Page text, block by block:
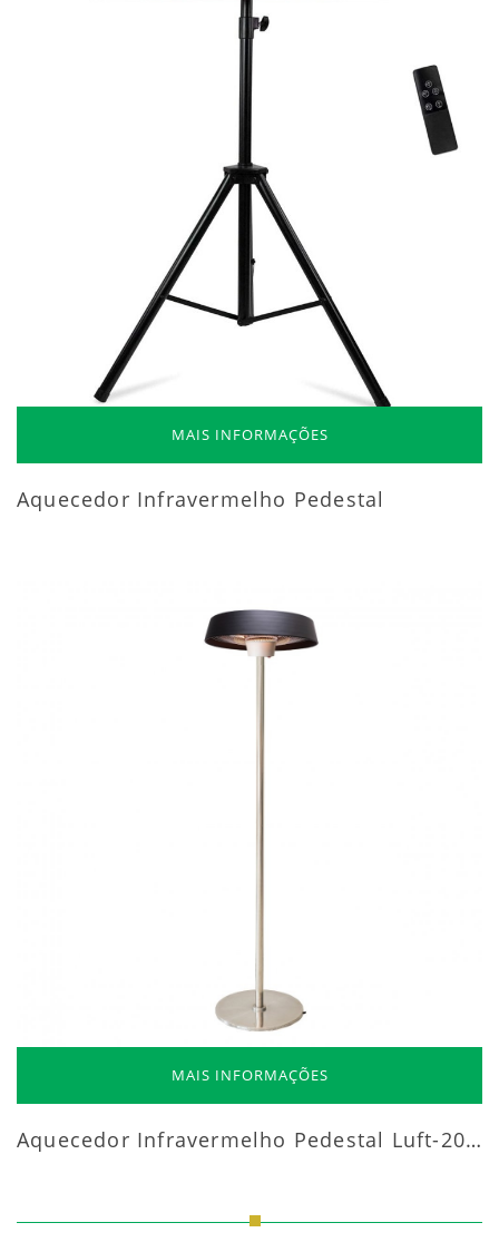
MAIS INFORMAÇÕES
Aquecedor Infravermelho Pedestal
MAIS INFORMAÇÕES
Aquecedor Infravermelho Pedestal Luft-20000